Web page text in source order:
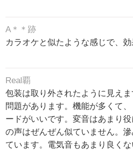
A＊＊跡
カラオケと似たような感じで、効
Real覇
包装は取り外されたように見え
問題があります。機能が多くて
ードがいいです。変音はあまり
の声はぜんぜん似ていません。
ています。電気音もあまり良く